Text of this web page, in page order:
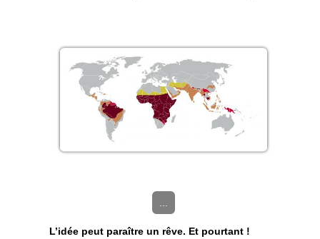
L’idée peut paraître un rêve. Et pourtant !